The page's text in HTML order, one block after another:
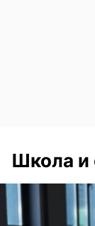
Школа и